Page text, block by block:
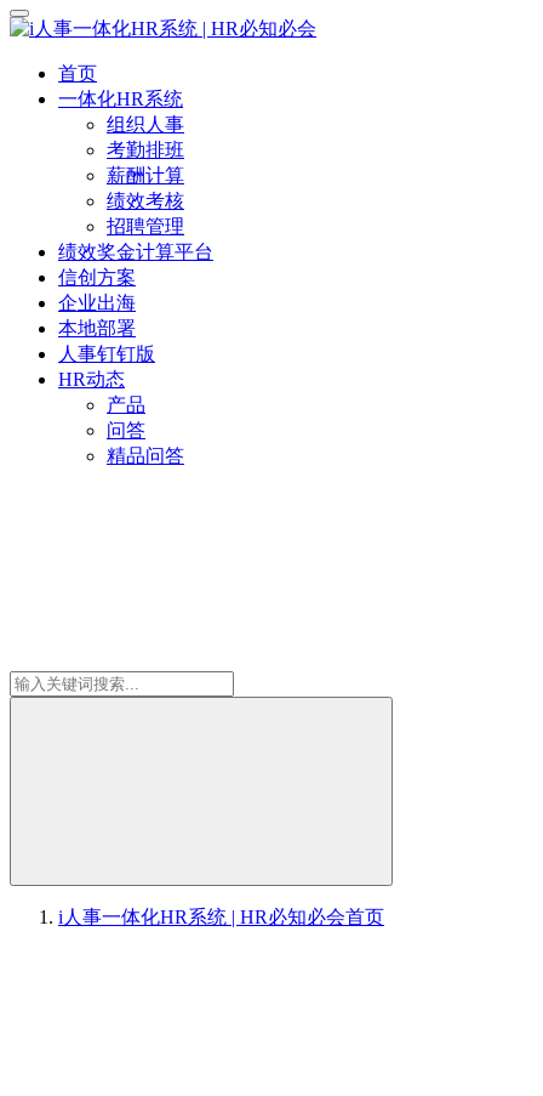
首页
一体化HR系统
组织人事
考勤排班
薪酬计算
绩效考核
招聘管理
绩效奖金计算平台
信创方案
企业出海
本地部署
人事钉钉版
HR动态
产品
问答
精品问答
i人事一体化HR系统 | HR必知必会首页